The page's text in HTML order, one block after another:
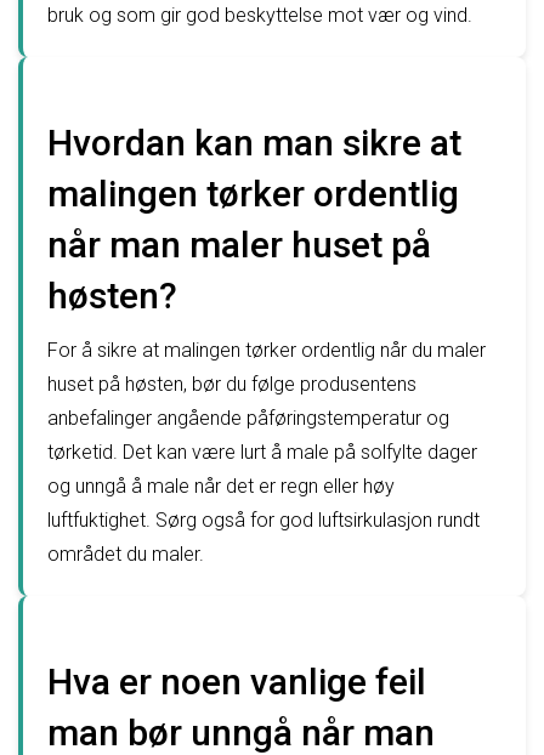
bruk og som gir god beskyttelse mot vær og vind.
Hvordan kan man sikre at
malingen tørker ordentlig
når man maler huset på
høsten?
For å sikre at malingen tørker ordentlig når du maler
huset på høsten, bør du følge produsentens
anbefalinger angående påføringstemperatur og
tørketid. Det kan være lurt å male på solfylte dager
og unngå å male når det er regn eller høy
luftfuktighet. Sørg også for god luftsirkulasjon rundt
området du maler.
Hva er noen vanlige feil
man bør unngå når man